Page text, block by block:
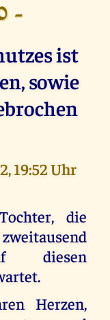
-
ist
sowie
19:52 Uhr
die
diesen
Herzen,